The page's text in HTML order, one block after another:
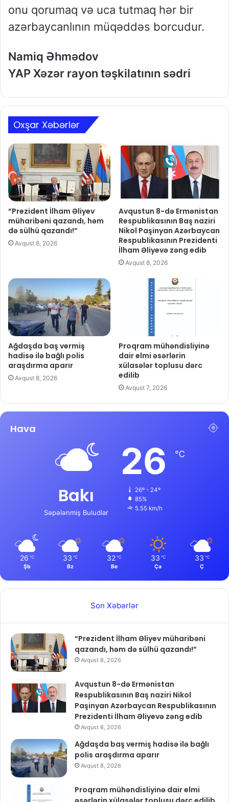
onu qorumaq və uca tutmaq hər bir
azərbaycanlının müqəddəs borcudur.
Namiq Əhmədov
YAP Xəzər rayon təşkilatının sədri
Oxşar Xəbərlər
“Prezident İlham Əliyev
müharibəni qazandı, həm
də sülhü qazandı!”
Avqust 8, 2026
Avqustun 8-də Ermənistan
Respublikasının Baş naziri
Nikol Paşinyan Azərbaycan
Respublikasının Prezidenti
İlham Əliyevə zəng edib
Avqust 8, 2026
Ağdaşda baş vermiş
hadisə ilə bağlı polis
araşdırma aparır
Avqust 8, 2026
Proqram mühəndisliyinə
dair elmi əsərlərin
xülasələr toplusu dərc
edilib
Avqust 7, 2026
Hava
Bakı
Səpələnmiş Buludlar
26 ℃
26º - 24º
85%
5.55 km/h
26 ℃
Şb
33 ℃
Bz
32 ℃
Be
33 ℃
Ça
33 ℃
Ç
Son Xəbərlər
“Prezident İlham Əliyev müharibəni
qazandı, həm də sülhü qazandı!”
Avqust 8, 2026
Avqustun 8-də Ermənistan
Respublikasının Baş naziri Nikol
Paşinyan Azərbaycan Respublikasının
Prezidenti İlham Əliyevə zəng edib
Avqust 8, 2026
Ağdaşda baş vermiş hadisə ilə bağlı
polis araşdırma aparır
Avqust 8, 2026
Proqram mühəndisliyinə dair elmi